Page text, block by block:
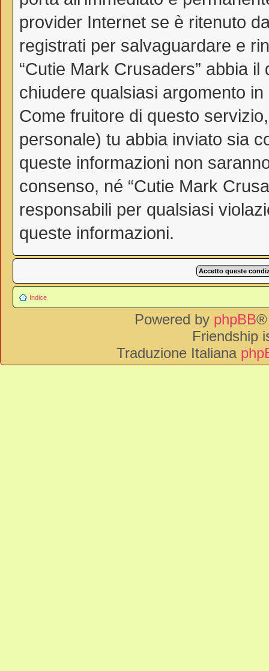
provider Internet se è ritenuto
registrati per salvaguardare e
“Cutie Mark Crusaders” abbia
chiudere qualsiasi argomento
Come fruitore di questo
personale) tu abbia inviato sia
queste informazioni non
consenso, né “Cutie Mark
responsabili per qualsiasi
queste informazioni.
Indice
Powered by phpBB®
Friendship
Traduzione Italiana